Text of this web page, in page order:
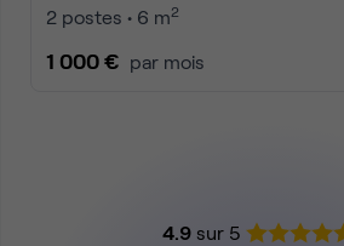
2 postes • 6 m2
1 000 € par mois
4.9sur 5